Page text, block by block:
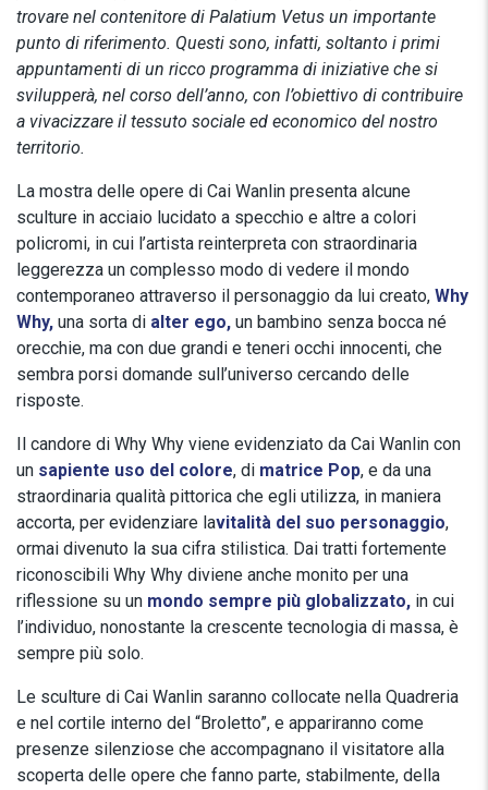
trovare nel contenitore di Palatium Vetus un importante
punto di riferimento. Questi sono, infatti, soltanto i primi
appuntamenti di un ricco programma di iniziative che si
svilupperà, nel corso dell’anno, con l’obiettivo di contribuire
a vivacizzare il tessuto sociale ed economico del nostro
territorio.
La mostra delle opere di Cai Wanlin presenta alcune
sculture in acciaio lucidato a specchio e altre a colori
policromi, in cui l’artista reinterpreta con straordinaria
leggerezza un complesso modo di vedere il mondo
contemporaneo attraverso il personaggio da lui creato, Why
Why, una sorta di alter ego, un bambino senza bocca né
orecchie, ma con due grandi e teneri occhi innocenti, che
sembra porsi domande sull’universo cercando delle
risposte.
Il candore di Why Why viene evidenziato da Cai Wanlin con
un sapiente uso del colore, di matrice Pop, e da una
straordinaria qualità pittorica che egli utilizza, in maniera
accorta, per evidenziare lavitalità del suo personaggio,
ormai divenuto la sua cifra stilistica. Dai tratti fortemente
riconoscibili Why Why diviene anche monito per una
riflessione su un mondo sempre più globalizzato, in cui
l’individuo, nonostante la crescente tecnologia di massa, è
sempre più solo.
Le sculture di Cai Wanlin saranno collocate nella Quadreria
e nel cortile interno del “Broletto”, e appariranno come
presenze silenziose che accompagnano il visitatore alla
scoperta delle opere che fanno parte, stabilmente, della